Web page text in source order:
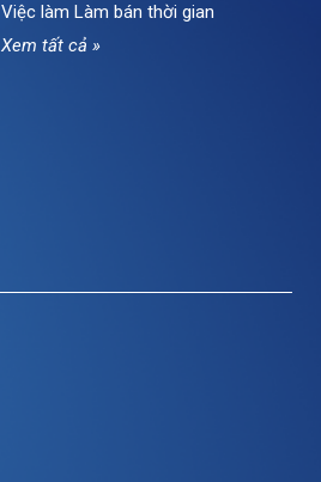
Việc làm Làm bán thời gian
Xem tất cả »